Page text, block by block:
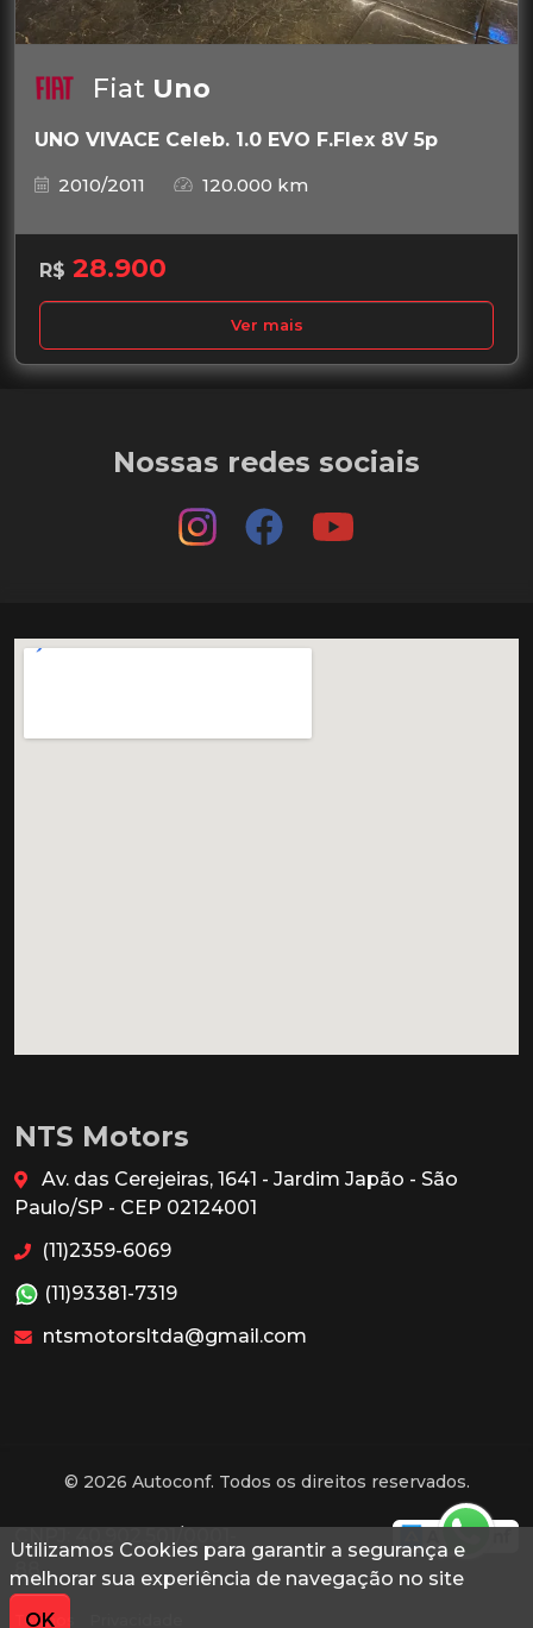
Utilizamos Cookies para garantir a segurança e
melhorar sua experiência de navegação no site
OK
Fiat Uno
UNO VIVACE Celeb. 1.0 EVO F.Flex 8V 5p
2010/2011
120.000 km
R$ 28.900
Ver mais
Nossas redes sociais
NTS Motors
Av. das Cerejeiras, 1641 - Jardim Japão - São
Paulo/SP - CEP 02124001
(11)2359-6069
(11)93381-7319
ntsmotorsltda@gmail.com
© 2026 Autoconf. Todos os direitos reservados.
Termos